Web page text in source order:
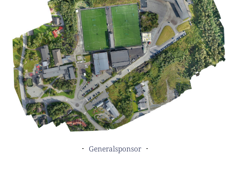
Generalsponsor